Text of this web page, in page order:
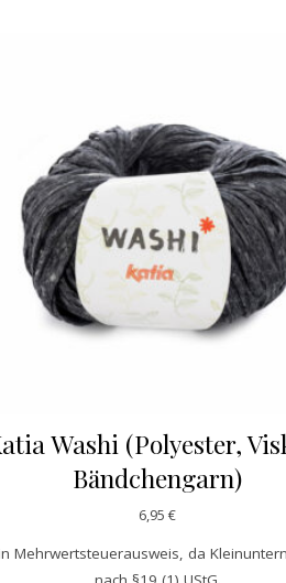
Washi (Polyester,
Bändchengarn)
6,95€
Mehrwertsteuerausweis, da